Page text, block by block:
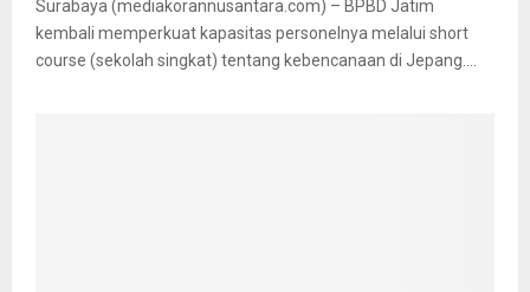
Surabaya (mediakorannusantara.com) – BPBD Jatim
kembali memperkuat kapasitas personelnya melalui short
course (sekolah singkat) tentang kebencanaan di Jepang....